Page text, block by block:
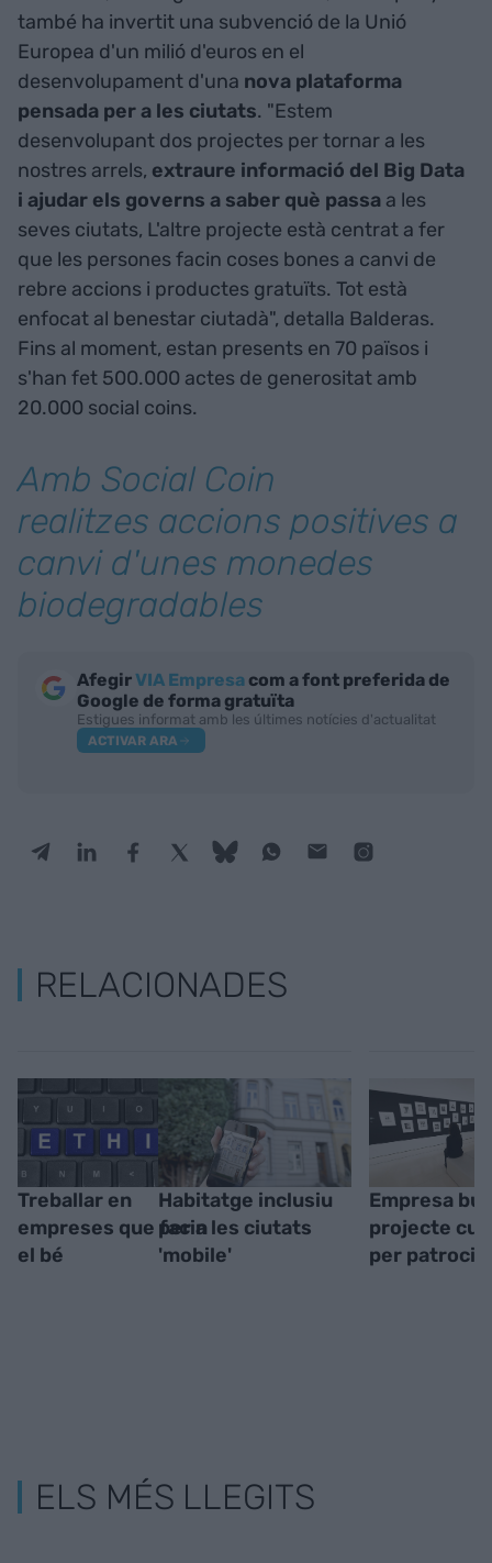
també ha invertit una subvenció de la Unió
Europea d'un milió d'euros en el
desenvolupament d'una nova plataforma
pensada per a les ciutats. "Estem
desenvolupant dos projectes per tornar a les
nostres arrels, extraure informació del Big Data
i ajudar els governs a saber què passa a les
seves ciutats, L'altre projecte està centrat a fer
que les persones facin coses bones a canvi de
rebre accions i productes gratuïts. Tot està
enfocat al benestar ciutadà", detalla Balderas.
Fins al moment, estan presents en 70 països i
s'han fet 500.000 actes de generositat amb
20.000 social coins.
Amb Social Coin
realitzes accions positives a
canvi d'unes monedes
biodegradables
AfegirVIA Empresa com a font preferida de
Google de forma gratuïta
Estigues informat amb les últimes notícies d'actualitat
ACTIVAR ARA
RELACIONADES
Treballar en
empreses que facin
el bé
Habitatge inclusiu
per a les ciutats
'mobile'
Empresa
projecte
per
ELS MÉS LLEGITS